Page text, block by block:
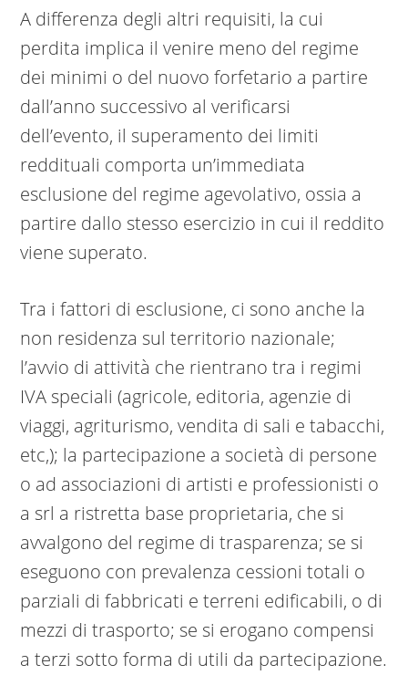
A differenza degli altri requisiti, la cui
perdita implica il venire meno del regime
dei minimi o del nuovo forfetario a partire
dall’anno successivo al verificarsi
dell’evento, il superamento dei limiti
reddituali comporta un’immediata
esclusione del regime agevolativo, ossia a
partire dallo stesso esercizio in cui il reddito
viene superato.
Tra i fattori di esclusione, ci sono anche la
non residenza sul territorio nazionale;
l’avvio di attività che rientrano tra i regimi
IVA speciali (agricole, editoria, agenzie di
viaggi, agriturismo, vendita di sali e tabacchi,
etc,); la partecipazione a società di persone
o ad associazioni di artisti e professionisti o
a srl a ristretta base proprietaria, che si
avvalgono del regime di trasparenza; se si
eseguono con prevalenza cessioni totali o
parziali di fabbricati e terreni edificabili, o di
mezzi di trasporto; se si erogano compensi
a terzi sotto forma di utili da partecipazione.